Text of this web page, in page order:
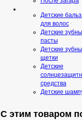
Детские
для волос
Детские
пасты
Детские
щетки
Детские
средства
Детские
С этим товаром